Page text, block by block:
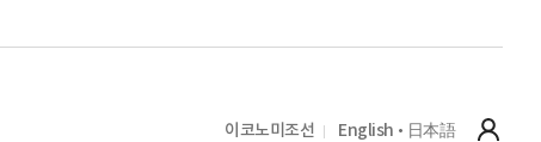
이코노미조선 English 日本語